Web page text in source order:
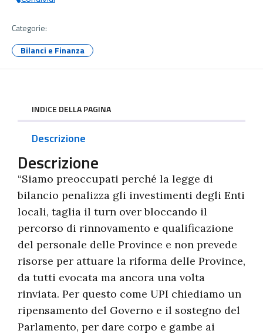
Categorie:
Bilanci e Finanza
INDICE DELLA PAGINA
Descrizione
Descrizione
“Siamo preoccupati perché la legge di
bilancio penalizza gli investimenti degli Enti
locali, taglia il turn over bloccando il
percorso di rinnovamento e qualificazione
del personale delle Province e non prevede
risorse per attuare la riforma delle Province,
da tutti evocata ma ancora una volta
rinviata. Per questo come UPI chiediamo un
ripensamento del Governo e il sostegno del
Parlamento, per dare corpo e gambe ai